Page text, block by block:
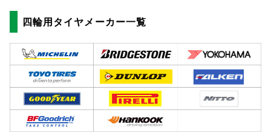
四輪用タイヤメーカー一覧